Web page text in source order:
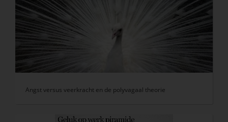
Angst versus veerkracht en de polyvagaal theorie